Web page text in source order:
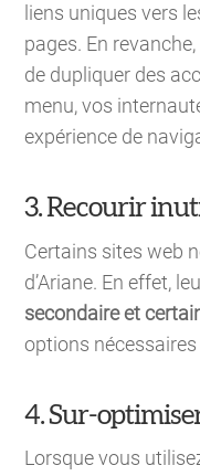
liens uniques vers
pages. En
de dupliquer des
menu, vos
expérience de
3. Recourir
Certains sites web
d’Ariane. En effet,
secondaire et
options
4. Sur-
Lorsque vous